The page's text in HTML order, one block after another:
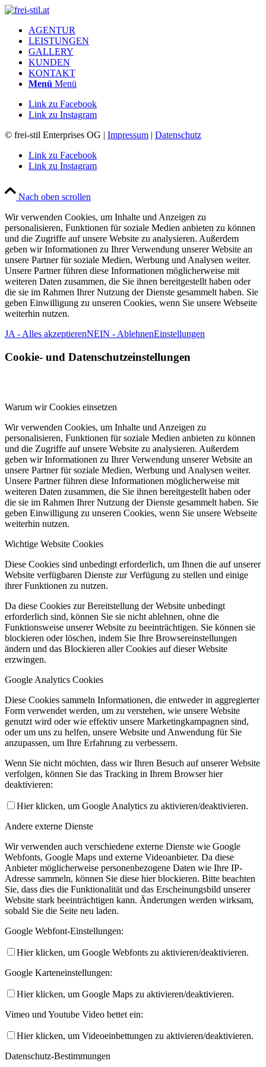
AGENTUR
LEISTUNGEN
GALLERY
KUNDEN
KONTAKT
Menü Menü
Link zu Facebook
Link zu Instagram
© frei-stil Enterprises OG | Impressum | Datenschutz
Link zu Facebook
Link zu Instagram
Nach oben scrollen
Wir verwenden Cookies, um Inhalte und Anzeigen zu
personalisieren, Funktionen für soziale Medien anbieten zu können
und die Zugriffe auf unsere Website zu analysieren. Außerdem
geben wir Informationen zu Ihrer Verwendung unserer Website an
unsere Partner für soziale Medien, Werbung und Analysen weiter.
Unsere Partner führen diese Informationen möglicherweise mit
weiteren Daten zusammen, die Sie ihnen bereitgestellt haben oder
die sie im Rahmen Ihrer Nutzung der Dienste gesammelt haben. Sie
geben Einwilligung zu unseren Cookies, wenn Sie unsere Webseite
weiterhin nutzen.
JA - Alles akzeptierenNEIN - AblehnenEinstellungen
Cookie- und Datenschutzeinstellungen
Warum wir Cookies einsetzen
Wir verwenden Cookies, um Inhalte und Anzeigen zu
personalisieren, Funktionen für soziale Medien anbieten zu können
und die Zugriffe auf unsere Website zu analysieren. Außerdem
geben wir Informationen zu Ihrer Verwendung unserer Website an
unsere Partner für soziale Medien, Werbung und Analysen weiter.
Unsere Partner führen diese Informationen möglicherweise mit
weiteren Daten zusammen, die Sie ihnen bereitgestellt haben oder
die sie im Rahmen Ihrer Nutzung der Dienste gesammelt haben. Sie
geben Einwilligung zu unseren Cookies, wenn Sie unsere Webseite
weiterhin nutzen.
Wichtige Website Cookies
Diese Cookies sind unbedingt erforderlich, um Ihnen die auf unserer
Website verfügbaren Dienste zur Verfügung zu stellen und einige
ihrer Funktionen zu nutzen.
Da diese Cookies zur Bereitstellung der Website unbedingt
erforderlich sind, können Sie sie nicht ablehnen, ohne die
Funktionsweise unserer Website zu beeinträchtigen. Sie können sie
blockieren oder löschen, indem Sie Ihre Browsereinstellungen
ändern und das Blockieren aller Cookies auf dieser Website
erzwingen.
Google Analytics Cookies
Diese Cookies sammeln Informationen, die entweder in aggregierter
Form verwendet werden, um zu verstehen, wie unsere Website
genutzt wird oder wie effektiv unsere Marketingkampagnen sind,
oder um uns zu helfen, unsere Website und Anwendung für Sie
anzupassen, um Ihre Erfahrung zu verbessern.
Wenn Sie nicht möchten, dass wir Ihren Besuch auf unserer Website
verfolgen, können Sie das Tracking in Ihrem Browser hier
deaktivieren:
Hier klicken, um Google Analytics zu aktivieren/deaktivieren.
Andere externe Dienste
Wir verwenden auch verschiedene externe Dienste wie Google
Webfonts, Google Maps und externe Videoanbieter. Da diese
Anbieter möglicherweise personenbezogene Daten wie Ihre IP-
Adresse sammeln, können Sie diese hier blockieren. Bitte beachten
Sie, dass dies die Funktionalität und das Erscheinungsbild unserer
Website stark beeinträchtigen kann. Änderungen werden wirksam,
sobald Sie die Seite neu laden.
Google Webfont-Einstellungen:
Hier klicken, um Google Webfonts zu aktivieren/deaktivieren.
Google Karteneinstellungen:
Hier klicken, um Google Maps zu aktivieren/deaktivieren.
Vimeo und Youtube Video bettet ein:
Hier klicken, um Videoeinbettungen zu aktivieren/deaktivieren.
Datenschutz-Bestimmungen